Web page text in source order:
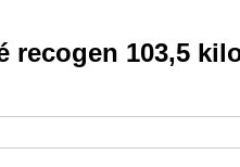
recogen 103,5